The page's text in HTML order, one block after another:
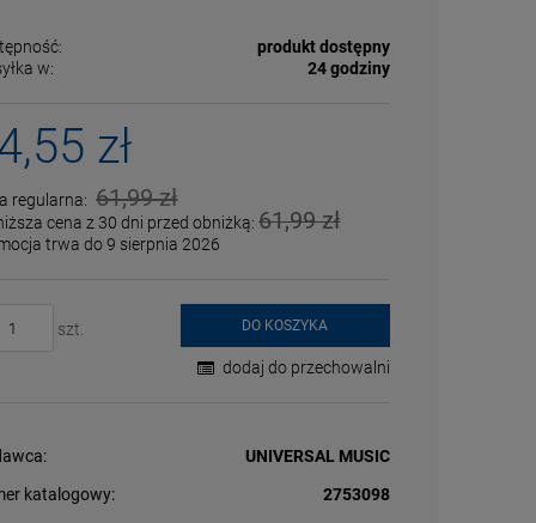
produkt dostępny
w:
24 godziny
zł
regularna: 61,99 zł
cena z 30 dni przed obniżką:61,99 zł
trwa do 9 sierpnia 2026
szt. DO KOSZYKA
dodaj do przechowalni
UNIVERSAL MUSIC
katalogowy:
2753098